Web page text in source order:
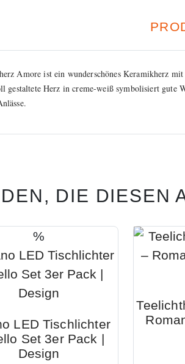
Amore ist ein wunderschönes Keramikherz mit
gestaltete Herz increme-weißsymbolisiert gute
DIE DIESEN
%
LED Tischlichter
Set 3er Pack |
Design